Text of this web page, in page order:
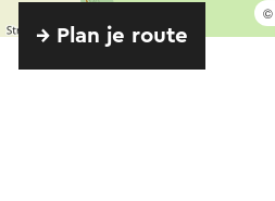
©
→ Plan je route